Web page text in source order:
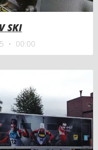
SKI
00:00